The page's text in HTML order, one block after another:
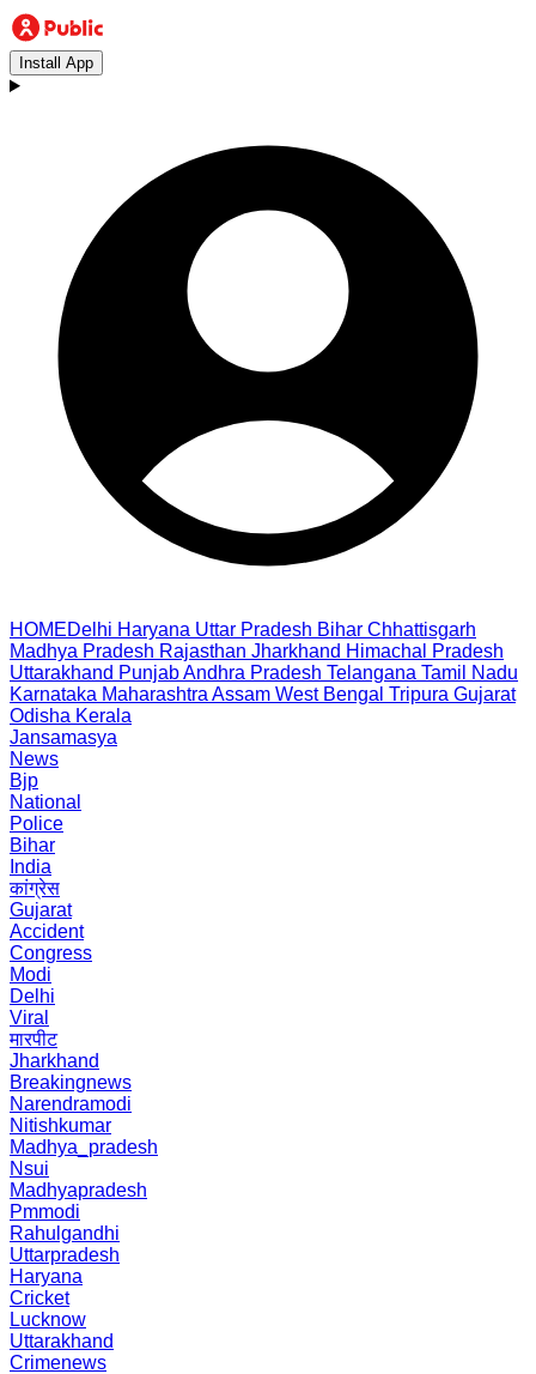
Install App
HOMEDelhi Haryana Uttar Pradesh Bihar Chhattisgarh
Madhya Pradesh Rajasthan Jharkhand Himachal Pradesh
Uttarakhand PunjabAndhra Pradesh Telangana Tamil Nadu
Karnataka Maharashtra Assam West Bengal Tripura Gujarat
Odisha Kerala
Jansamasya
News
Bjp
National
Police
Bihar
India
कांग्रेस
Gujarat
Accident
Congress
Modi
Delhi
Viral
मारपीट
Jharkhand
Breakingnews
Narendramodi
Nitishkumar
Madhya_pradesh
Nsui
Madhyapradesh
Pmmodi
Rahulgandhi
Uttarpradesh
Haryana
Cricket
Lucknow
Uttarakhand
Crimenews